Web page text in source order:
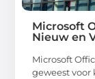
Microsoft
Nieuw en
Microsoft
geweest